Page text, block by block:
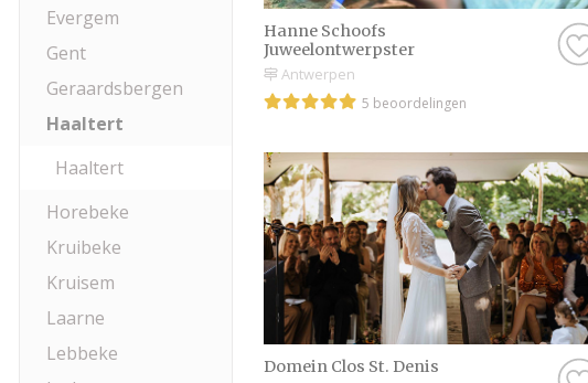
Evergem
Gent
Geraardsbergen
Haaltert
Haaltert
Horebeke
Kruibeke
Kruisem
Laarne
Lebbeke
Hanne Schoofs
Juweelontwerpster
Antwerpen
5 beoordelingen
Domein Clos St. Denis